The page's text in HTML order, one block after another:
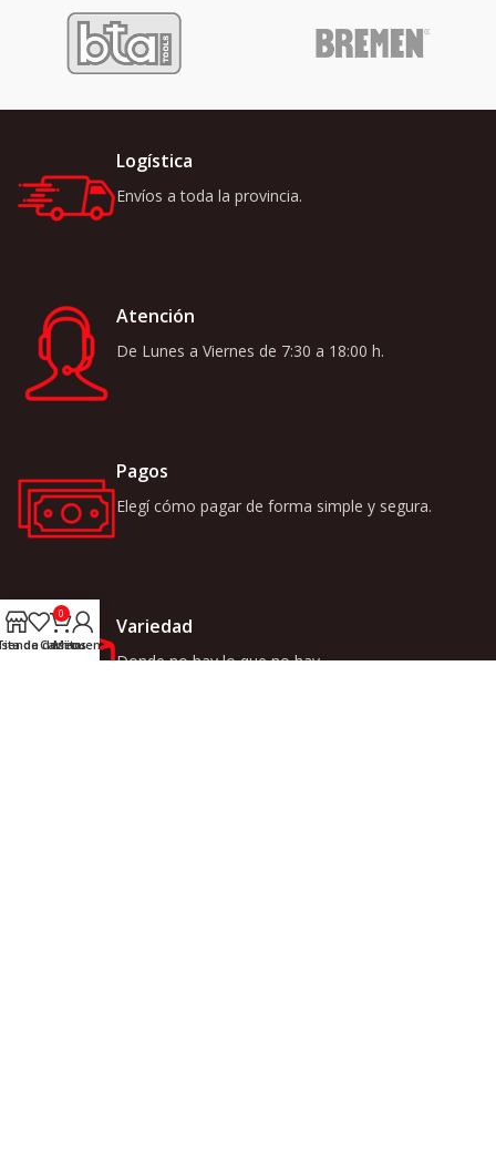
Logística
Envíos a toda la provincia.
Atención
De Lunes a Viernes de 7:30 a 18:00 h.
Pagos
Elegí cómo pagar de forma simple y segura.
Variedad
Donde no hay lo que no hay.
de deseos
0
Carrito
Mi cuenta